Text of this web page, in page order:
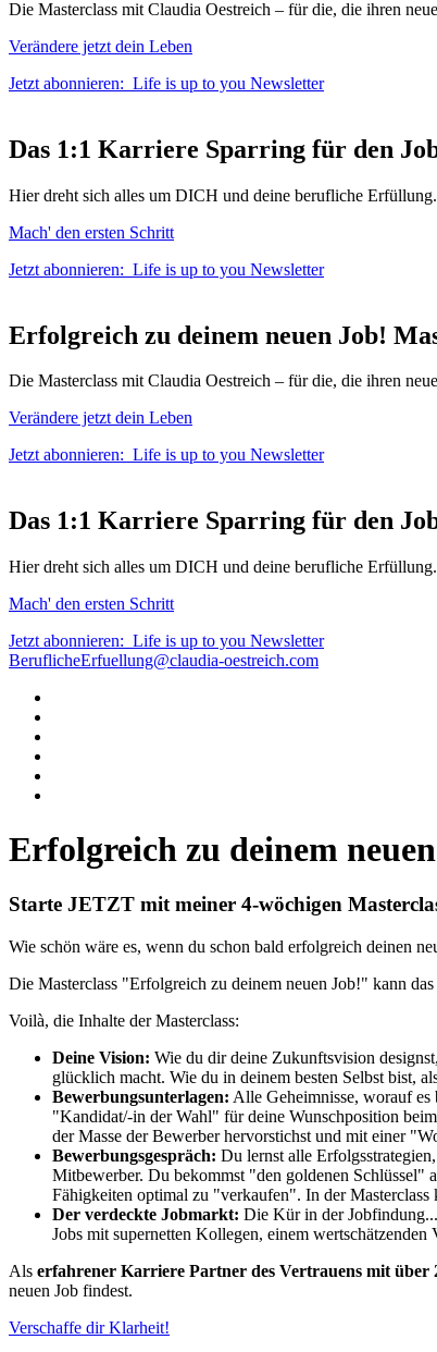
Die Masterclass mit Claudia Oestreich – für die, die ihren
Verändere jetzt dein Leben
Jetzt abonnieren: Life is up to you Newsletter
Das 1:1 Karriere Sparring für den
Hier dreht sich alles um DICH und deine berufliche Erfüllung.
Mach' den ersten Schritt
Jetzt abonnieren: Life is up to you Newsletter
Erfolgreich zu deinem neuen Job!
Die Masterclass mit Claudia Oestreich – für die, die ihren
Verändere jetzt dein Leben
Jetzt abonnieren: Life is up to you Newsletter
Das 1:1 Karriere Sparring für den
Hier dreht sich alles um DICH und deine berufliche Erfüllung.
Mach' den ersten Schritt
Jetzt abonnieren: Life is up to you Newsletter
BeruflicheErfuellung@claudia-oestreich.com
Erfolgreich zu deinem
Starte JETZT mit meiner 4-wöchigen
Wie schön wäre es, wenn du schon bald erfolgreich deinen
Die Masterclass "Erfolgreich zu deinem neuen Job!" kann
Voilà, die Inhalte der Masterclass:
Deine Vision: Wie du dir deine Zukunftsvision
glücklich macht. Wie du in deinem besten Selbst bist,
Bewerbungsunterlagen: Alle Geheimnisse, worauf
"Kandidat/-in der Wahl" für deine Wunschposition
der Masse der Bewerber hervorstichst und mit einer
Bewerbungsgespräch: Du lernst alle
Mitbewerber. Du bekommst "den goldenen Schlüssel"
Fähigkeiten optimal zu "verkaufen". In der Masterclass
Der verdeckte Jobmarkt: Die Kür in der
Jobs mit supernetten Kollegen, einem
Als erfahrener Karriere Partner des Vertrauens mit
neuen Job findest.
Verschaffe dir Klarheit!